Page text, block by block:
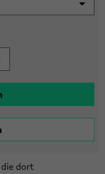
die dort